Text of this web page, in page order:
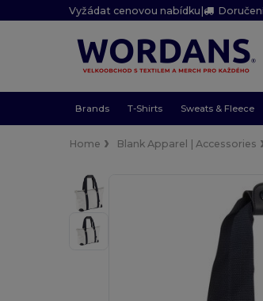
Vyžádat cenovou nabídku|
Brands T-Shirts Sweats & Fleece
Home Blank Apparel | Accessories